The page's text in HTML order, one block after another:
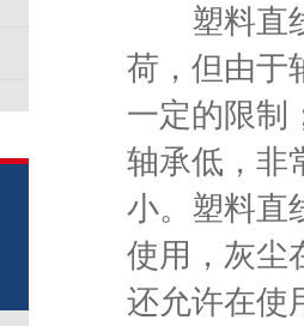
塑料直线
荷，但由于
一定的限制
轴承低，非
小。塑料直
使用，灰尘
还允许在使